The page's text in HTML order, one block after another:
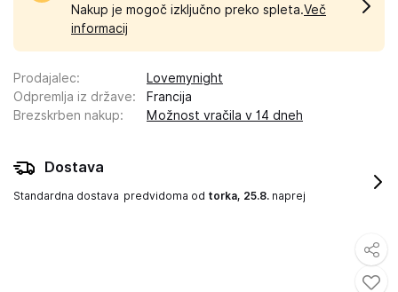
Nakup je mogoč izključno preko spleta.Več
informacij
Prodajalec:
Lovemynight
Odpremlja iz države:
Francija
Brezskrben nakup: Možnost vračila v 14 dneh
Dostava
Standardna dostava predvidoma od torka, 25.8. naprej